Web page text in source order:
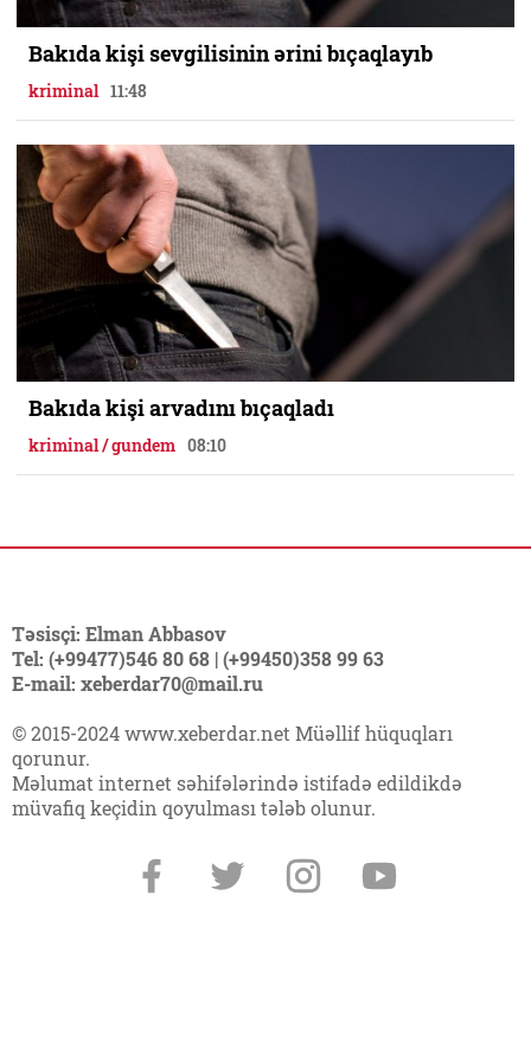
Bakıda kişi sevgilisinin ərini bıçaqlayıb
kriminal 11:48
Bakıda kişi arvadını bıçaqladı
kriminal / gundem 08:10
Təsisçi: Elman Abbasov
Tel: (+99477)546 80 68 | (+99450)358 99 63
E-mail: xeberdar70@mail.ru
© 2015-2024 www.xeberdar.net Müəllif hüquqları
qorunur.
Məlumat internet səhifələrində istifadə edildikdə
müvafiq keçidin qoyulması tələb olunur.